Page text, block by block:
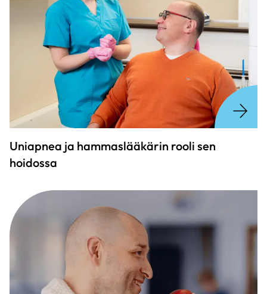
Uniapnea ja hammaslääkärin rooli sen
hoidossa